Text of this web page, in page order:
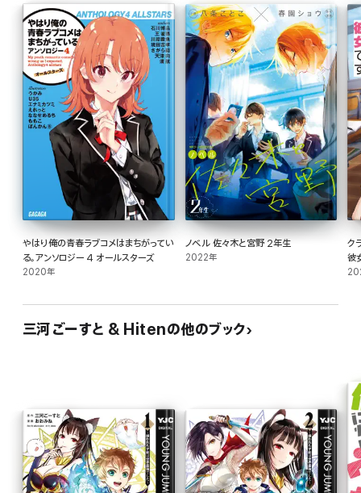
やはり俺の青春ラブコメはまちがってい
る。アンソロジー 4 オールスターズ
2020年
ノベル 佐々木と宮野 2年生
2022年
ク
彼
三河ごーすと & Hitenの他のブック